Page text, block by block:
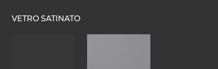
VETRO SATINATO